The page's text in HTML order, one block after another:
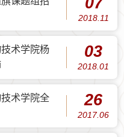
2018.11
术学院杨
03
2018.01
术学院全
26
2017.06